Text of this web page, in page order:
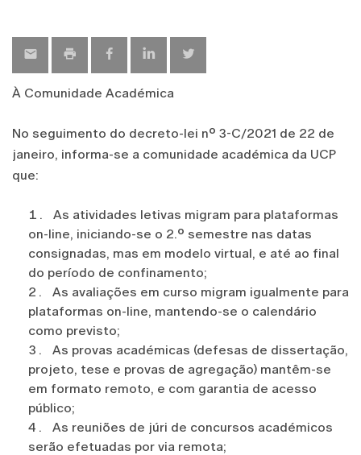
À Comunidade Académica
No seguimento do decreto-lei nº 3-C/2021 de 22 de
janeiro, informa-se a comunidade académica da UCP
que:
As atividades letivas migram para plataformas
on-line, iniciando-se o 2.º semestre nas datas
consignadas, mas em modelo virtual, e até ao final
do período de confinamento;
As avaliações em curso migram igualmente para
plataformas on-line, mantendo-se o calendário
como previsto;
As provas académicas (defesas de dissertação,
projeto, tese e provas de agregação) mantêm-se
em formato remoto, e com garantia de acesso
público;
As reuniões de júri de concursos académicos
serão efetuadas por via remota;